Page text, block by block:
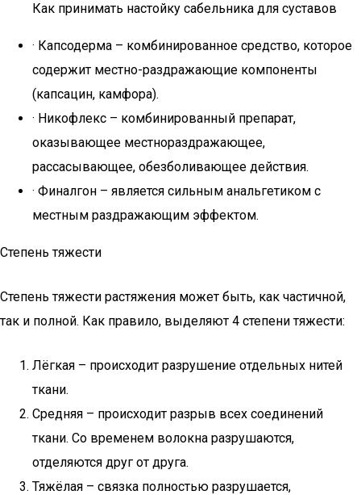
Как принимать настойку сабельника для суставов
· Капсодерма – комбинированное средство, которое
содержит местно-раздражающие компоненты
(капсацин, камфора).
· Никофлекс – комбинированный препарат,
оказывающее местнораздражающее,
рассасывающее, обезболивающее действия.
· Финалгон – является сильным анальгетиком c
местным раздражающим эффектом.
Степень тяжести
Степень тяжести растяжения может быть, как частичной,
так и полной. Как правило, выделяют 4 степени тяжести:
Лёгкая – происходит разрушение отдельных нитей
ткани.
Средняя – происходит разрыв всех соединений
ткани. Со временем волокна разрушаются,
отделяются друг от друга.
Тяжёлая – связка полностью разрушается,